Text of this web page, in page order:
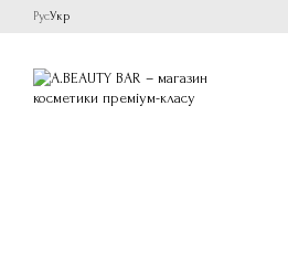
Перейти до основного контенту
РусУкр